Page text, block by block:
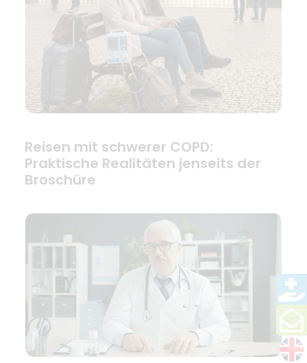
Reisen mit schwerer COPD:
Praktische Realitäten jenseits der
Broschüre